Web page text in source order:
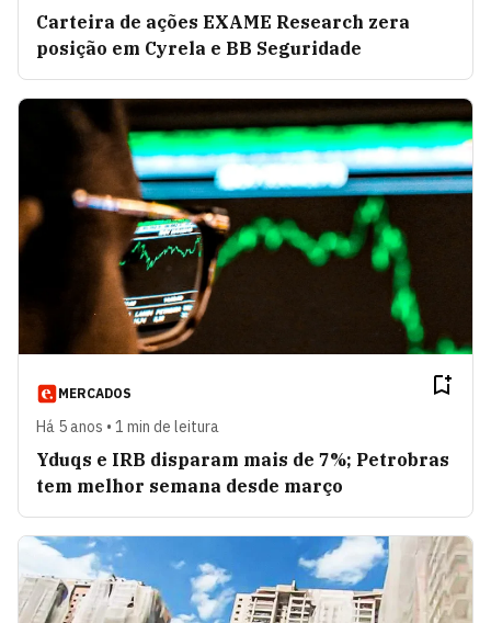
Carteira de ações EXAME Research zera
posição em Cyrela e BB Seguridade
MERCADOS
Há 5 anos • 1 min de leitura
Yduqs e IRB disparam mais de 7%; Petrobras
tem melhor semana desde março